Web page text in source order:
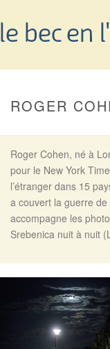
ROGER
Roger Cohen, né à
pour le New York
l’étranger dans 15
a couvert la guerre de
accompagne les
Srebenica nuit à nuit